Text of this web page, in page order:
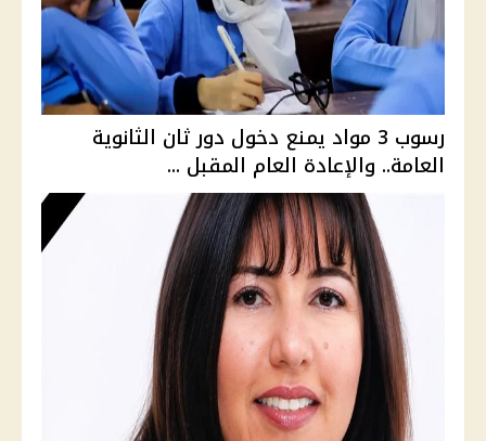
رسوب 3 مواد يمنع دخول دور ثان الثانوية
العامة.. والإعادة العام المقبل ...